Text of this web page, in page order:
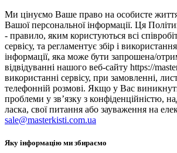
Ми цінуємо Ваше право на особисте
Вашої персональної інформації. Ця
- правило, яким користуються всі
сервісу, та регламентує збір і
інформації, яка може бути запрошена/
відвідуванні нашого веб-сайту https://
використанні сервісу, при замовленні,
телефонній розмові. Якщо у Вас
проблеми у зв’язку з конфіденційністю,
ласка, свої питання або зауваження на
sale@masterkisti.com.ua
Яку інформацію ми збираємо